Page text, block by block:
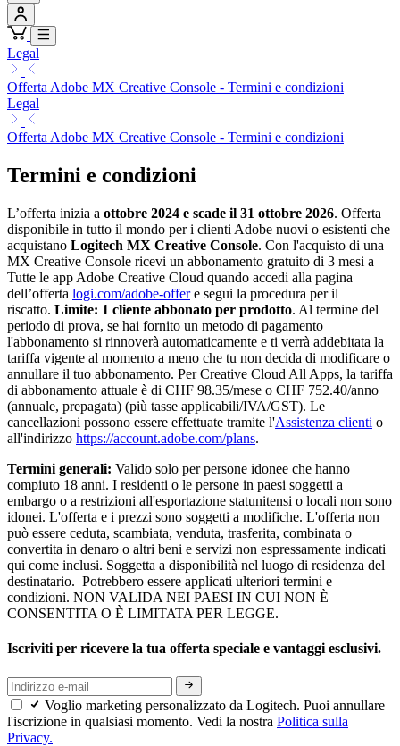
Legal
Offerta Adobe MX Creative Console - Termini e condizioni
Legal
Offerta Adobe MX Creative Console - Termini e condizioni
Termini e condizioni
L’offerta inizia a ottobre 2024 e scade il 31 ottobre 2026. Offerta
disponibile in tutto il mondo per i clienti Adobe nuovi o esistenti che
acquistano Logitech MX Creative Console. Con l'acquisto di una
MX Creative Console ricevi un abbonamento gratuito di 3 mesi a
Tutte le app Adobe Creative Cloud quando accedi alla pagina
dell’offerta logi.com/adobe-offere segui la procedura per il
riscatto. Limite: 1 cliente abbonato per prodotto. Al termine del
periodo di prova, se hai fornito un metodo di pagamento
l'abbonamento si rinnoverà automaticamente e ti verrà addebitata la
tariffa vigente al momento a meno che tu non decida di modificare o
annullare il tuo abbonamento. Per Creative Cloud All Apps, la tariffa
di abbonamento attuale è di CHF 98.35/mese o CHF 752.40/anno
(annuale, prepagata) (più tasse applicabili/IVA/GST). Le
cancellazioni possono essere effettuate tramite l'Assistenza clienti o
all'indirizzo https://account.adobe.com/plans.
Termini generali: Valido solo per persone idonee che hanno
compiuto 18 anni. I residenti o le persone in paesi soggetti a
embargo o a restrizioni all'esportazione statunitensi o locali non sono
idonei. L'offerta e i prezzi sono soggetti a modifiche. L'offerta non
può essere ceduta, scambiata, venduta, trasferita, combinata o
convertita in denaro o altri beni e servizi non espressamente indicati
qui come inclusi. Soggetta a disponibilità nel luogo di residenza del
destinatario. Potrebbero essere applicati ulteriori termini e
condizioni. NON VALIDA NEI PAESI IN CUI NON È
CONSENTITA O È LIMITATA PER LEGGE.
Iscriviti per ricevere la tua offerta speciale e vantaggi esclusivi.
Voglio marketing personalizzato da Logitech. Puoi annullare
l'iscrizione in qualsiasi momento. Vedi la nostra Politica sulla
Privacy.